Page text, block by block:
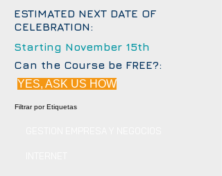
ESTIMATED NEXT DATE OF
CELEBRATION:
Starting November 15th
Can the Course be FREE?:
YES, ASK US HOW
Filtrar por Etiquetas